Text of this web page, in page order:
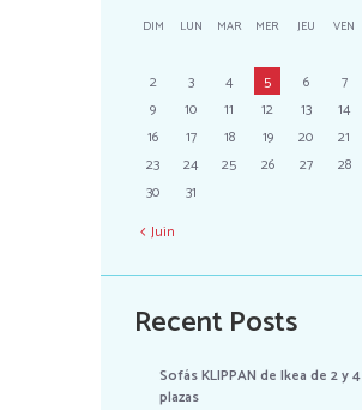
DIM LUN MAR MER JEU VEN
2
3 4 5 6 7
9
10 11 12 13 14
16
17 18 19 20 21
23
24 25 26 27 28
30
31
Juin
Recent Posts
Sofás KLIPPAN de Ikea de 2 y 4
plazas